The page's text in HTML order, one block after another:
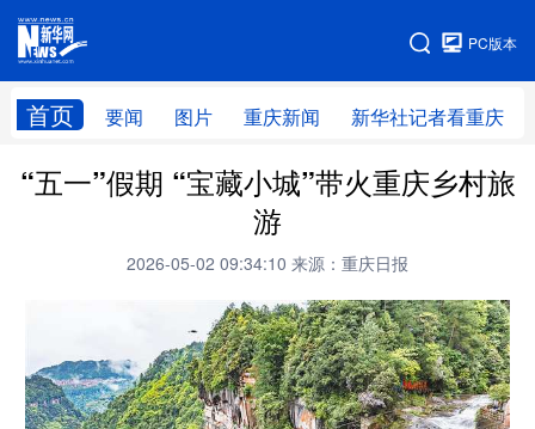
PC版本
首页 要闻 图片 重庆新闻 新华社记者看重庆
网站地图
“五一”假期 “宝藏小城”带火重庆乡村旅
游
2026-05-02 09:34:10 来源：重庆日报